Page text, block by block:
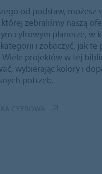
od podstaw, możesz
zebraliśmy naszą
cyfrowym planerze, w
i zobaczyć, jak te
projektów w tej
wybierając kolory i
potrzeb.